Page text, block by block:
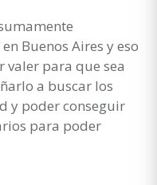
Buenos Aires y eso
valer para que sea
a buscar los
y poder conseguir
para poder